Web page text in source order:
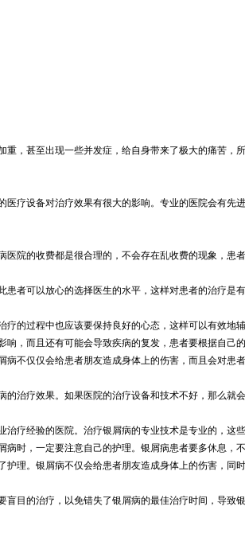
，甚至出现一些并发症，给自身带来了极大的痛苦
疗设备对治疗效果有很大的影响。专业的医院会有
院的收费都是很合理的，不会存在乱收费的现象，患
者可以放心的选择医生的水平，这样对患者的治疗是有
的过程中也应该要保持良好的心态，这样可以有效地辅
，而且还有可能会导致疾病的复发，患者要根据自己
不仅仅会给患者朋友造成身体上的伤害，而且会对
治疗效果。如果医院的治疗设备和技术不好，那么
疗经验的医院。治疗银屑病的专业技术是专业的，这
时，一定要注意自己的护理。银屑病患者要多休息，
理。银屑病不仅会给患者朋友造成身体上的伤害，
目的治疗，以免错失了银屑病的最佳治疗时间，导致银